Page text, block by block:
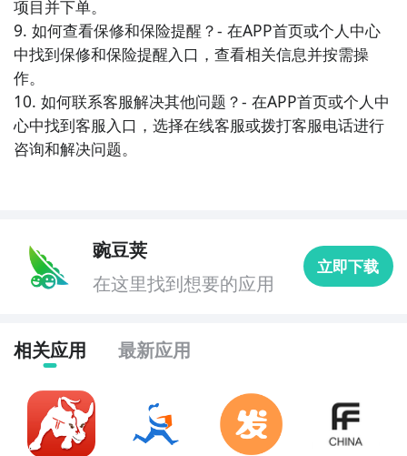
8. 《汽车租赁平台》：这个APP提供汽车租赁的在线服
务，用户可以通过这个平台租赁各种类型的车辆，满足
不同的出行需求。同时，还有丰富的租车优惠活动，让
用户以更低的价格享受出行。
9. 《停车助手》：这款APP为用户提供停车场查询、停
车位预约等功能，帮助用户解决停车难题。用户可以在
10. 《汽车评测大师》：这个APP为用户提供最新的汽
车评测报告，用户可以在这里了解各种汽车的性能、舒
适性、安全性等方面的评价。通过这个APP，用户可以
项目并下单。
9. 如何查看保修和保险提醒？- 在APP首页或个人中心
中找到保修和保险提醒入口，查看相关信息并按需操
作。
10. 如何联系客服解决其他问题？- 在APP首页或个人中
心中找到客服入口，选择在线客服或拨打客服电话进行
咨询和解决问题。
豌豆荚
在这里找到想要的应用
立即下载
相关应用 最新应用